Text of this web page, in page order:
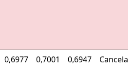
0,6977 0,7001 0,6947